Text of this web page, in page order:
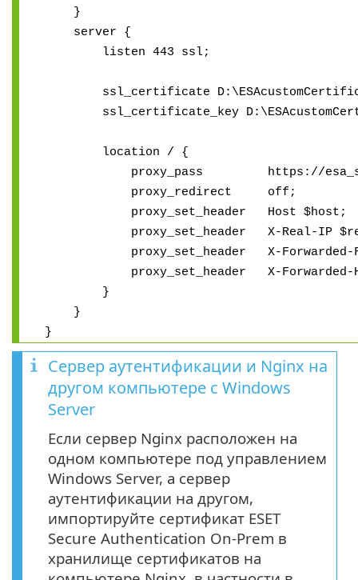
}
server {
listen 443 ssl;
ssl_certificate
ssl_certificate_key
location / {
proxy_pass https://
proxy_redirect off;
proxy_set_header Host $host;
proxy_set_header X-Real-IP
proxy_set_header X-Forwarded-For
proxy_set_header X-Forwarded-
}
}
}
Сервер аутентификации и Nginx на
другом компьютере с Windows
Server
Если сервер Nginx расположен на
одном компьютере под управлением
Windows Server, а сервер
аутентификации на другом,
импортируйте сертификат ESET
Secure Authentication On-Prem в
хранилище сертификатов на